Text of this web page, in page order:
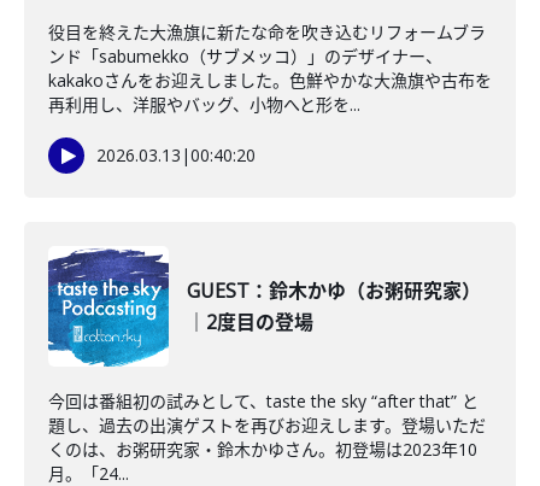
役目を終えた大漁旗に新たな命を吹き込むリフォームブラ
ンド「sabumekko（サブメッコ）」のデザイナー、
kakakoさんをお迎えしました。色鮮やかな大漁旗や古布を
再利用し、洋服やバッグ、小物へと形を...
2026.03.13 |00:40:20
GUEST：鈴木かゆ（お粥研究家）
｜2度目の登場
今回は番組初の試みとして、taste the sky “after that” と
題し、過去の出演ゲストを再びお迎えします。登場いただ
くのは、お粥研究家・鈴木かゆさん。初登場は2023年10
月。「24...